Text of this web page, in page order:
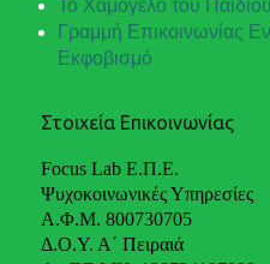
Το Χαμόγελο του Παιδιού
Γραμμή Επικοινωνίας
Εκφοβισμό
Στοιχεία Επικοινωνίας
Focus Lab Ε.Π.Ε.
Ψυχοκοινωνικές Υπηρεσίες
Α.Φ.Μ. 800730705
Δ.Ο.Υ. Α΄ Πειραιά